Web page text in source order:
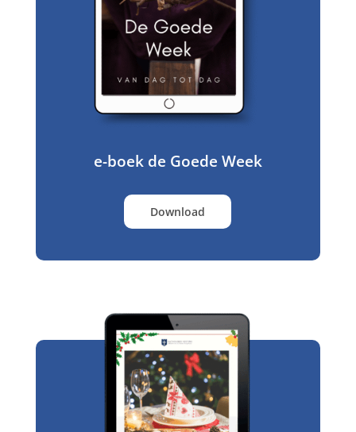
e-boek de Goede Week
Download